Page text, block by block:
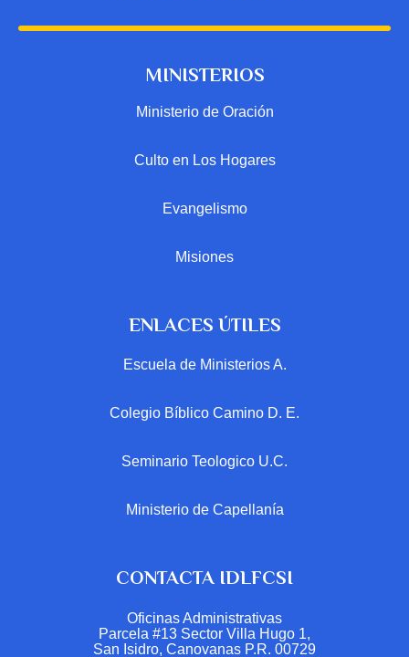
MINISTERIOS
Ministerio de Oración
Culto en Los Hogares
Evangelismo
Misiones
ENLACES ÚTILES
Escuela de Ministerios A.
Colegio Bíblico Camino D. E.
Seminario Teologico U.C.
Ministerio de Capellanía
CONTACTA IDLFCSI
Oficinas Administrativas
Parcela #13 Sector Villa Hugo 1,
San Isidro, Canovanas P.R. 00729